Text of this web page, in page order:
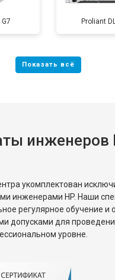
Proliant
инженеров
укомплектован
инженерами HP. Наши
регулярное обучение и
допусками для
уровне.